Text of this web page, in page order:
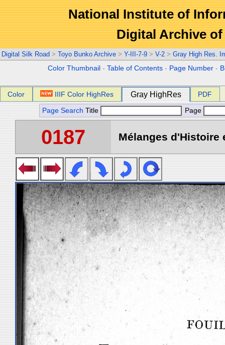
National Institute of
Digital Archive
Digital Silk Road > Toyo Bunko Archive > Y-III-7-9 > V-2 > Gray High Res.
Color Thumbnail -Table of Contents - Page Number -
Color IIIF Color HighRes Gray HighRes PDF
Page Search Title Page
0187 Mélanges d'Histoire